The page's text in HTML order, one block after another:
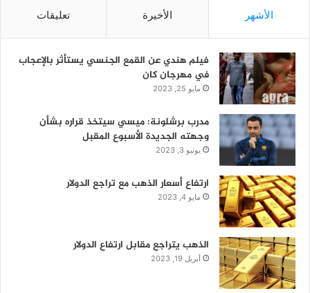
الأشهر الأخيرة تعليقات
فيلم هندي عن القمع الجنسي يستأثر بالإعجاب
في مهرجان كان
مايو 25, 2023
مدرب برشلونة: ميسي سيتخذ قراره بشأن
وجهته الجديدة الأسبوع المقبل
يونيو 3, 2023
ارتفاع أسعار الذهب مع تراجع الدولار
مايو 4, 2023
الذهب يتراجع مقابل ارتفاع الدولار
أبريل 19, 2023